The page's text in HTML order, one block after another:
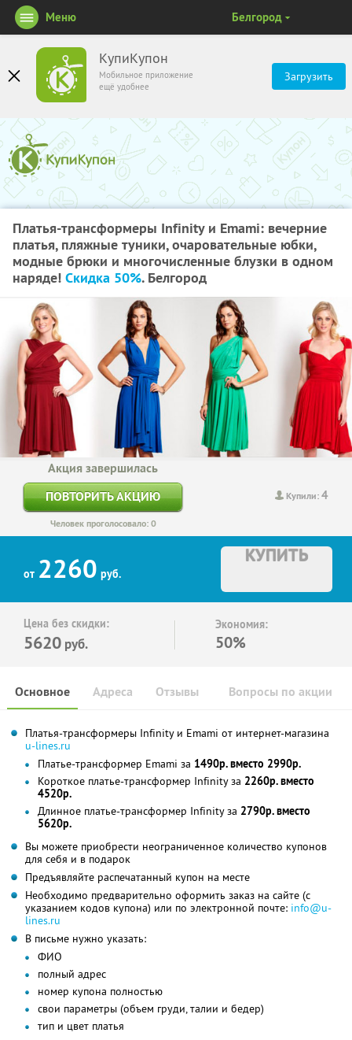
КупиКупон
Мобильное приложение
ещё удобнее
Загрузить
Меню Белгород
Платья-трансформеры Infinity и Emami: вечерние
платья, пляжные туники, очаровательные юбки,
модные брюки и многочисленные блузки в одном
наряде! Скидка 50%. Белгород
Купили:4
Акция завершилась
ПОВТОРИТЬ АКЦИЮ
Человек проголосовало: 0
от 2260 руб.
КУПИТЬ
Цена без скидки:
5620 руб.
Экономия:
50%
Основное Отзывы Вопросы по акции
Адреса
Платья-трансформеры Infinity и Emami от интернет-магазина
u-lines.ru
Платье-трансформер Emami за 1490р. вместо 2990р.
Короткое платье-трансформер Infinity за 2260р. вместо
4520р.
Длинное платье-трансформер Infinity за 2790р. вместо
5620р.
Вы можете приобрести неограниченное количество купонов
для себя и в подарок
Предъявляйте распечатанный купон на месте
Необходимо предварительно оформить заказ на сайте (с
указанием кодов купона) или по электронной почте: info@u-
lines.ru
В письме нужно указать:
ФИО
полный адрес
номер купона полностью
свои параметры (объем груди, талии и бедер)
тип и цвет платья